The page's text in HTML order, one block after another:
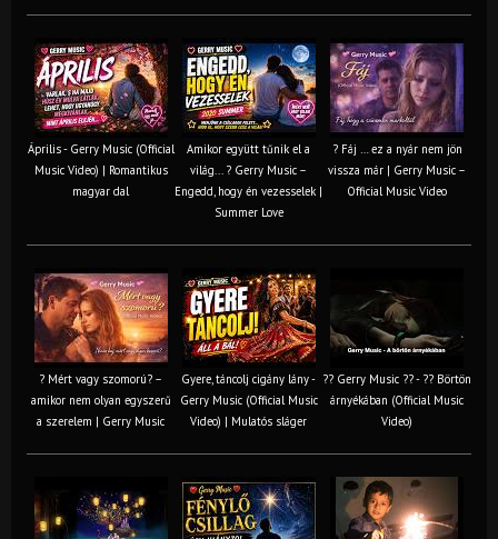
Április - Gerry Music (Official
Music Video) | Romantikus
magyar dal
Amikor együtt tűnik el a
világ... ? Gerry Music –
Engedd, hogy én vezesselek |
Summer Love
? Fáj … ez a nyár nem jön
vissza már | Gerry Music –
Official Music Video
? Mért vagy szomorú? –
amikor nem olyan egyszerű
a szerelem | Gerry Music
Gyere, táncolj cigány lány -
Gerry Music (Official Music
Video) | Mulatós sláger
?? Gerry Music ?? - ?? Börtön
árnyékában (Official Music
Video)